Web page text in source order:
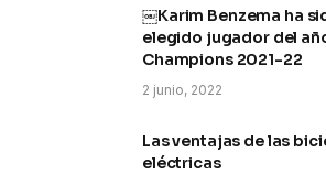
￼Karim Benzema ha
elegido jugador del
Champions 2021-22
2 junio, 2022
Las ventajas de las
eléctricas